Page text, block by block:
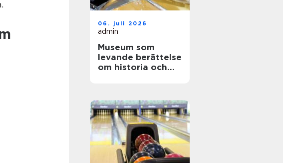
06. juli 2026
admin
Museum som
levande berättelse
om historia och